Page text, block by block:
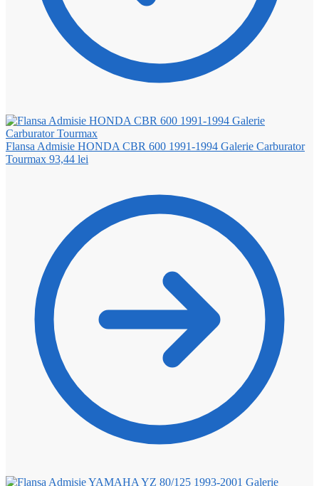
Flansa Admisie HONDA CBR 600 1991-1994 Galerie Carburator
Tourmax 93,44 lei